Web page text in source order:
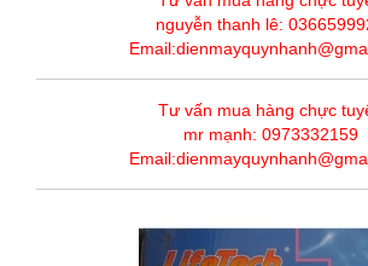
nguyễn thanh lê:
Tư vấn mua hàng chực
mr mạnh: 0973332159